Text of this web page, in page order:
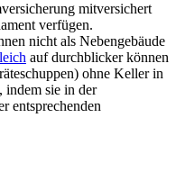
mitversichert
verfügen.
nicht als Nebengebäude
auf durchblicker können
ohne Keller in
indem sie in der
entsprechenden